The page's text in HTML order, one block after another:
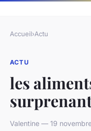
Accueil›Actu
ACTU
les
Valentine — 19